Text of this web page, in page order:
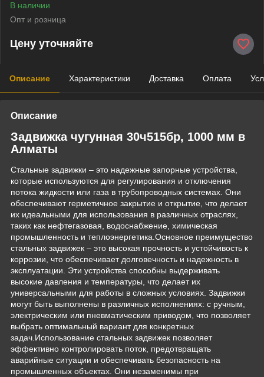
В наличии
Опт и розница
Цену уточняйте
Описание Характеристики Доставка Оплата
Описание
Задвижка чугунная 30ч515бр, 1000 мм в
Алматы
Стальные задвижки – это надежные запорные устройства,
которые используются для регулирования и отключения
потока жидкости или газа в трубопроводных системах. Они
обеспечивают герметичное закрытие и открытие, что делает
их идеальными для использования в различных отраслях,
таких как нефтегазовая, водоснабжение, химическая
промышленность и теплоэнергетика.Основное преимущество
стальных задвижек – это высокая прочность и устойчивость к
коррозии, что обеспечивает долговечность и надежность в
эксплуатации. Эти устройства способны выдерживать
высокие давления и температуры, что делает их
универсальными для работы в сложных условиях. Задвижки
могут быть выполнены в различных исполнениях: с ручным,
электрическим или пневматическим приводом, что позволяет
выбрать оптимальный вариант для конкретных
задач.Использование стальных задвижек позволяет
эффективно контролировать поток, предотвращать
аварийные ситуации и обеспечивать безопасность на
промышленных объектах. Они незаменимы при